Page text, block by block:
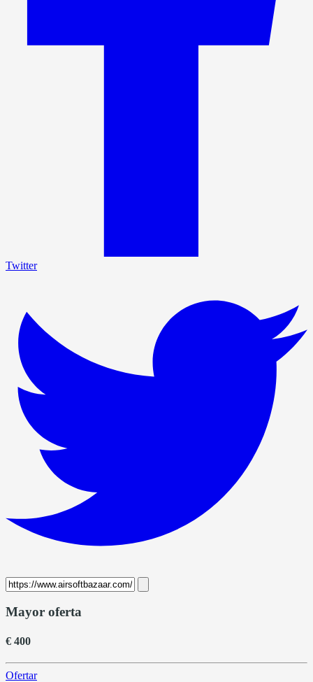
Twitter
Mayor oferta
€ 400
Ofertar